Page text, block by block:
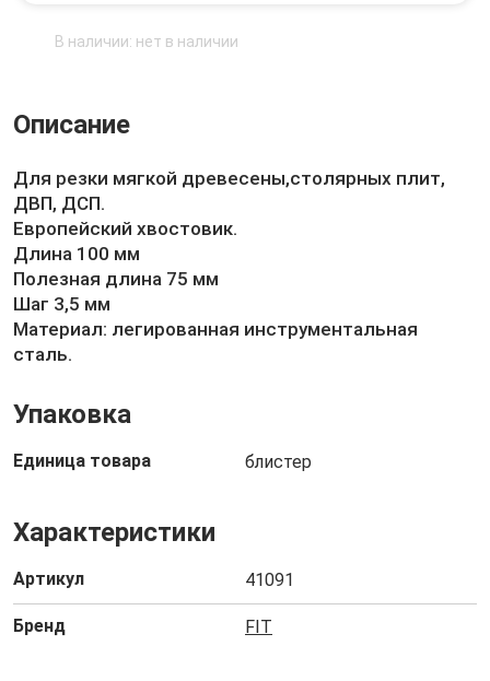
В наличии: нет в наличии
Описание
Для резки мягкой древесены,столярных плит,
ДВП, ДСП.
Европейский хвостовик.
Длина 100 мм
Полезная длина 75 мм
Шаг 3,5 мм
Материал: легированная инструментальная
сталь.
Упаковка
Единица товара блистер
Характеристики
Артикул 41091
Бренд FIT